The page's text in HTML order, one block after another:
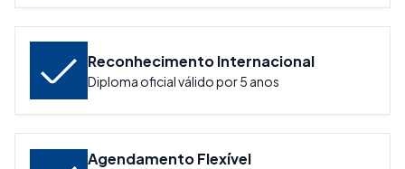
Reconhecimento Internacional
Diploma oficial válido por 5 anos
Agendamento Flexível